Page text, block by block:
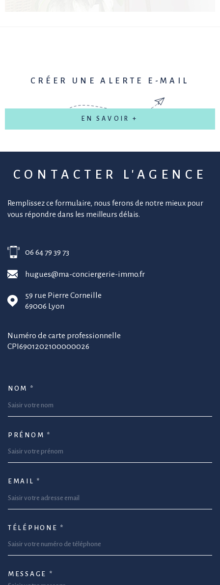
CRÉER UNE ALERTE E-MAIL
EN SAVOIR +
CONTACTER L'AGENCE
Remplissez ce formulaire, nous ferons de notre mieux pour
vous répondre dans les meilleurs délais.
06 64 79 39 73
hugues@ma-conciergerie-immo.fr
59 rue Pierre Corneille
69006 Lyon
Numéro de carte professionnelle
CPI6901202100000026
NOM *
PRÉNOM *
EMAIL *
TÉLÉPHONE *
TRAD_MELTEM_VOREDEMANDE
MESSAGE *